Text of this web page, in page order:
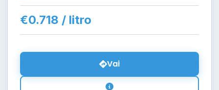
€0.718 / litro
Vai